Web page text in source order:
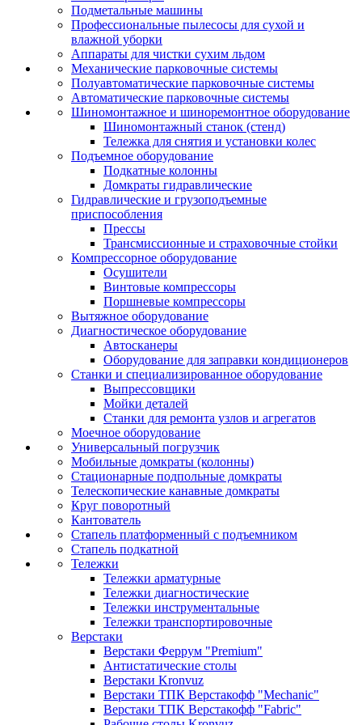
Подметальные машины
Профессиональные пылесосы для сухой и
влажной уборки
Аппараты для чистки сухим льдом
Механические парковочные системы
Полуавтоматические парковочные системы
Автоматические парковочные системы
Шиномонтажное и шиноремонтное оборудование
Шиномонтажный станок (стенд)
Тележка для снятия и установки колес
Подъемное оборудование
Подкатные колонны
Домкраты гидравлические
Гидравлические и грузоподъемные
приспособления
Прессы
Трансмиссионные и страховочные стойки
Компрессорное оборудование
Осушители
Винтовые компрессоры
Поршневые компрессоры
Вытяжное оборудование
Диагностическое оборудование
Автосканеры
Оборудование для заправки кондиционеров
Станки и специализированное оборудование
Выпрессовщики
Мойки деталей
Станки для ремонта узлов и агрегатов
Моечное оборудование
Универсальный погрузчик
Мобильные домкраты (колонны)
Стационарные подпольные домкраты
Телескопические канавные домкраты
Круг поворотный
Кантователь
Стапель платформенный с подъемником
Стапель подкатной
Тележки
Тележки арматурные
Тележки диагностические
Тележки инструментальные
Тележки транспортировочные
Верстаки
Верстаки Феррум "Premium"
Антистатические столы
Верстаки Kronvuz
Верстаки ТПК Верстакофф "Mechanic"
Верстаки ТПК Верстакофф "Fabric"